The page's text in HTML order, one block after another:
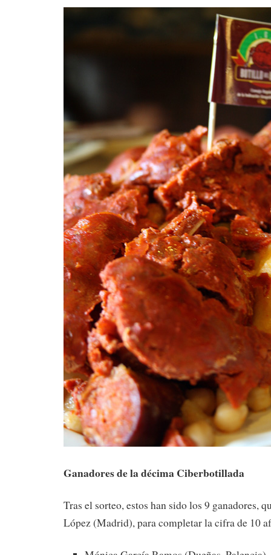
Ganadores de la décima Ciberbotillada
Tras el sorteo, estos han sido los 9 ganadores,
López (Madrid), para completar la cifra de 10